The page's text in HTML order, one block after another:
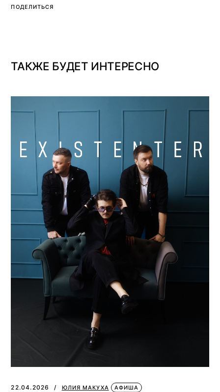
ПОДЕЛИТЬСЯ
ТАКЖЕ БУДЕТ ИНТЕРЕСНО
22.04.2026 ЮЛИЯ МАКУХА АФИША